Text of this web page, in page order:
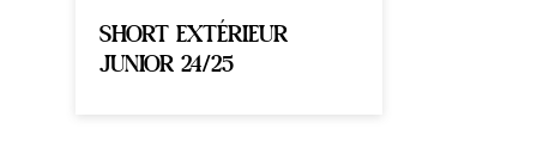
SHORT EXTÉRIEUR
JUNIOR 24/25